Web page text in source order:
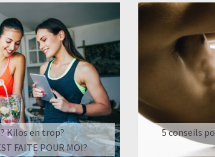
Kilos en trop?
FAITE POUR MOI?
5 conseils